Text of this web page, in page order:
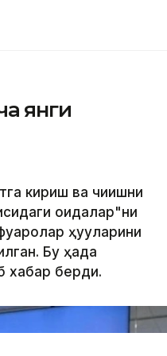
янги
кириш ва чиқишни
қоидалар"ни
ҳуқуқларини
Бу ҳақда
хабар берди.